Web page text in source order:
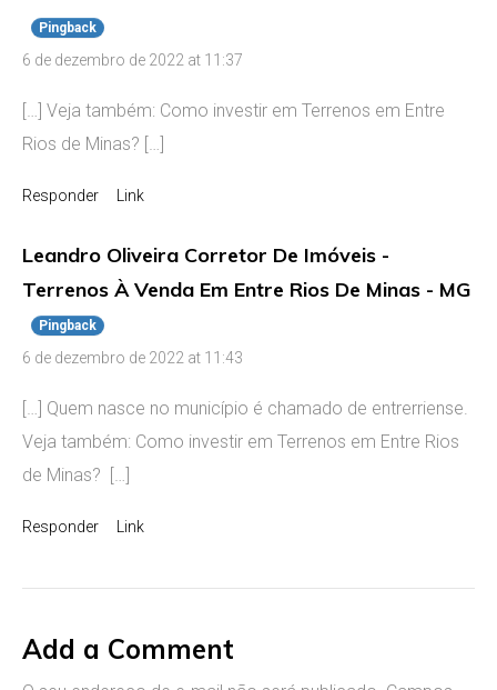
Pingback
6 de dezembro de 2022 at 11:37
[…] Veja também: Como investir em Terrenos em Entre
Rios de Minas? […]
Responder Link
Leandro Oliveira Corretor De Imóveis -
Terrenos À Venda Em Entre Rios De Minas - MG
Pingback
6 de dezembro de 2022 at 11:43
[…] Quem nasce no município é chamado de entrerriense.
Veja também: Como investir em Terrenos em Entre Rios
de Minas? […]
Responder Link
Add a Comment